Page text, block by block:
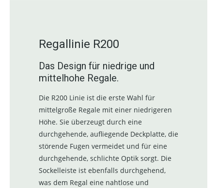
Regallinie R200
Das Design für niedrige und
mittelhohe Regale.
Die R200 Linie ist die erste Wahl für
mittelgroße Regale mit einer niedrigeren
Höhe. Sie überzeugt durch eine
durchgehende, aufliegende Deckplatte, die
störende Fugen vermeidet und für eine
durchgehende, schlichte Optik sorgt. Die
Sockelleiste ist ebenfalls durchgehend,
was dem Regal eine nahtlose und